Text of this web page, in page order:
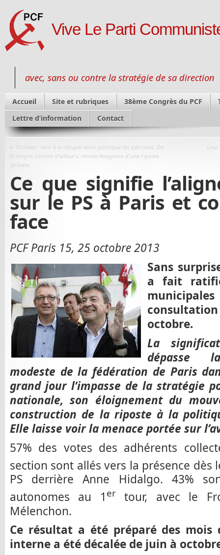
Vive Le Parti
avec, sans ou contre la stratégie de sa direction
Accueil Site et rubriques 38ème Congrès du PCF
Lettre d’information
Contact
« Ecotaxe : Non à la récupération politique du patronat. De
Bretagne comme d’ailleurs, monte l’exigence d’une riposte
globale.
Ce que signifie
sur le PS à Paris et
face
PCF Paris 15, 25 octobre 2013
Sans
a fait
octobre.
La
dépasse
modeste de la fédération de Paris
grand jour l’impasse de la stratégie
nationale, son éloignement du
construction de la riposte à la
Elle laisse voir la menace portée sur
57% des votes des adhérents
section sont allés vers la présence dès
PS derrière Anne Hidalgo. 43%
autonomes au 1 ertour, avec le
Mélenchon.
Ce résultat a été préparé des
interne a été décalée de juin à